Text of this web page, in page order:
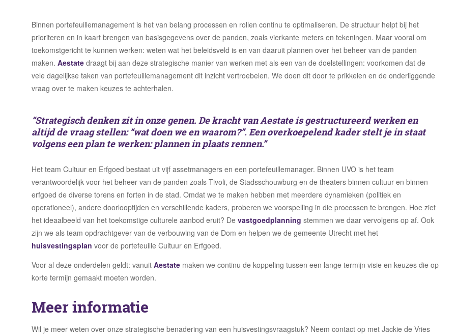
Binnen portefeuillemanagement is het van belang processen en rollen continu te optimaliseren. De structuur helpt bij het
prioriteren en in kaart brengen van basisgegevens over de panden, zoals vierkante meters en tekeningen. Maar vooral om
toekomstgericht te kunnen werken: weten wat het beleidsveld is en van daaruit plannen over het beheer van de panden
maken. Aestate draagt bij aan deze strategische manier van werken met als een van de doelstellingen: voorkomen dat de
vele dagelijkse taken van portefeuillemanagement dit inzicht vertroebelen. We doen dit door te prikkelen en de onderliggende
vraag over te maken keuzes te achterhalen.
“Strategisch denken zit in onze genen. De kracht van Aestate is gestructureerd werken en
altijd de vraag stellen: “wat doen we en waarom?”. Een overkoepelend kader stelt je in staat
volgens een plan te werken: plannen in plaats rennen.”
Het team Cultuur en Erfgoed bestaat uit vijf assetmanagers en een portefeuillemanager. Binnen UVO is het team
verantwoordelijk voor het beheer van de panden zoals Tivoli, de Stadsschouwburg en de theaters binnen cultuur en binnen
erfgoed de diverse torens en forten in de stad. Omdat we te maken hebben met meerdere dynamieken (politiek en
operationeel), andere doorlooptijden en verschillende kaders, proberen we voorspelling in die processen te brengen. Hoe ziet
het ideaalbeeld van het toekomstige culturele aanbod eruit? De vastgoedplanning stemmen we daar vervolgens op af. Ook
zijn we als team opdrachtgever van de verbouwing van de Dom en helpen we de gemeente Utrecht met het
huisvestingsplan voor de portefeuille Cultuur en Erfgoed.
Voor al deze onderdelen geldt: vanuit Aestate maken we continu de koppeling tussen een lange termijn visie en keuzes die op
korte termijn gemaakt moeten worden.
Meer informatie
Wil je meer weten over onze strategische benadering van een huisvestingsvraagstuk? Neem contact op met Jackie de Vries